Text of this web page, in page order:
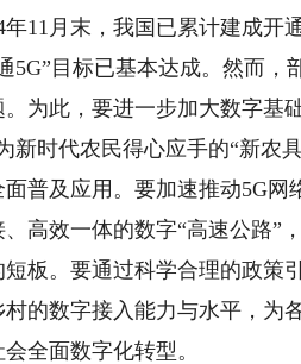
11月末，我国已累计建成开
5G”目标已基本达成。然而，
为此，要进一步加大数字基
新时代农民得心应手的“新农
普及应用。要加速推动5G
高效一体的数字“高速公路”
板。要通过科学合理的政策
的数字接入能力与水平，为
全面数字化转型。